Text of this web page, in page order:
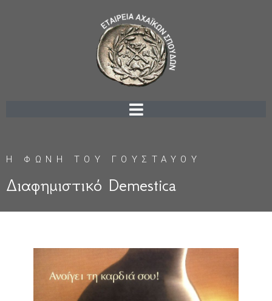
Η ΦΩΝΗ ΤΟΥ ΓΟΥΣΤΑΥΟΥ
Διαφημιστικό Demestica